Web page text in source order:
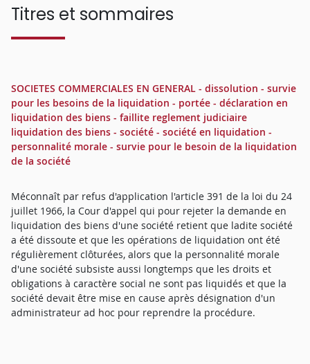
Titres et sommaires
SOCIETES COMMERCIALES EN GENERAL - dissolution - survie
pour les besoins de la liquidation - portée - déclaration en
liquidation des biens - faillite reglement judiciaire
liquidation des biens - société - société en liquidation -
personnalité morale - survie pour le besoin de la liquidation
de la société
Méconnaît par refus d'application l'article 391 de la loi du 24
juillet 1966, la Cour d'appel qui pour rejeter la demande en
liquidation des biens d'une société retient que ladite société
a été dissoute et que les opérations de liquidation ont été
régulièrement clôturées, alors que la personnalité morale
d'une société subsiste aussi longtemps que les droits et
obligations à caractère social ne sont pas liquidés et que la
société devait être mise en cause après désignation d'un
administrateur ad hoc pour reprendre la procédure.